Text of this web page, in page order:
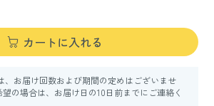
カートに入れる
お届け回数および期間の定めはございませ
の場合は、お届け日の10日前までにご連絡く